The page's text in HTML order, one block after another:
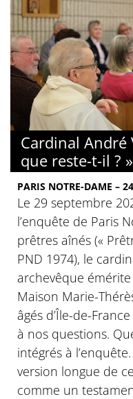
Cardinal André
que reste-t-il ? »
PARIS NOTRE-DAME –
Le 29 septembre
l’enquête de Paris
prêtres aînés («
PND 1974), le
archevêque
Maison Marie-
âgés d’Île-de-
à nos questions.
intégrés à
version longue de
comme un